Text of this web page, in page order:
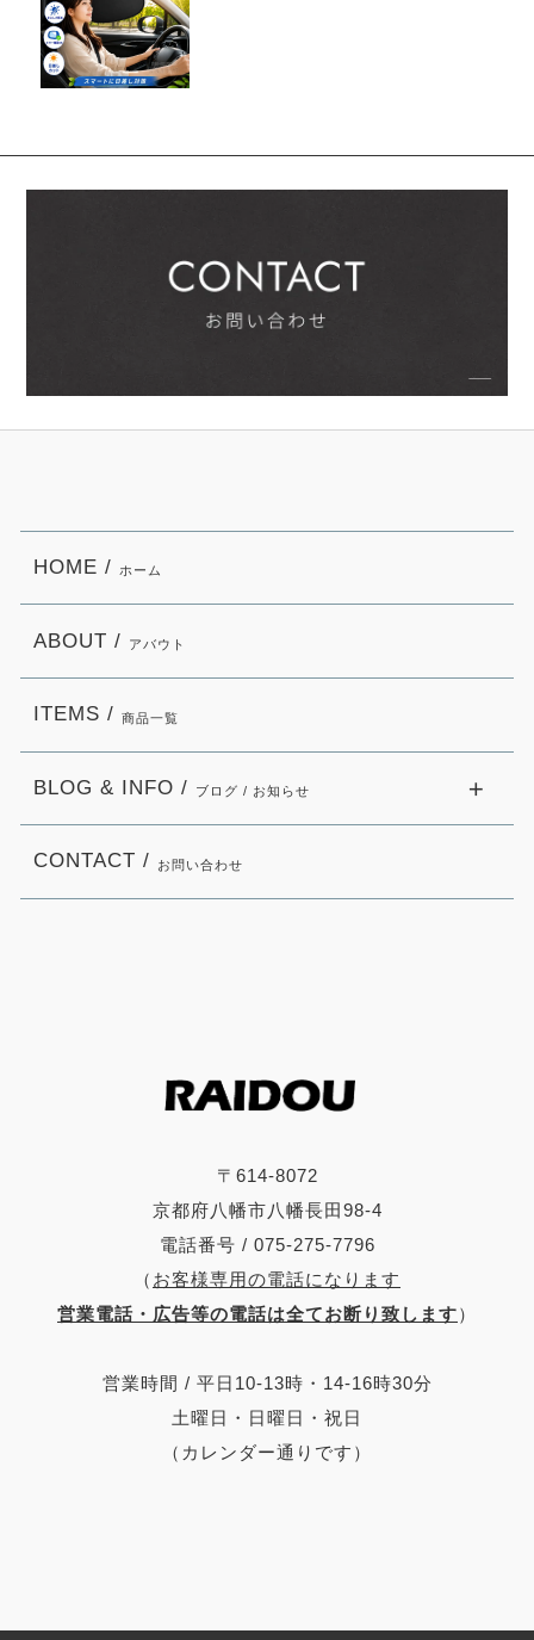
〒614-8072
京都府八幡市八幡長田98-4
電話番号 / 075-275-7796
（ お客様専用の電話になります
営業電話・広告等の電話は全てお断り致します）
営業時間 / 平日10-13時・14-16時30分
土曜日・日曜日・祝日
（カレンダー通りです）
HOME / ホーム
ABOUT / アバウト
ITEMS / 商品一覧
BLOG & INFO / ブログ / お知らせ
CONTACT / お問い合わせ